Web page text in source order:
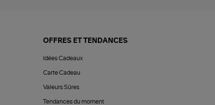
OFFRES ET TENDANCES
Idées Cadeaux
Carte Cadeau
Valeurs Sûres
Tendances du moment